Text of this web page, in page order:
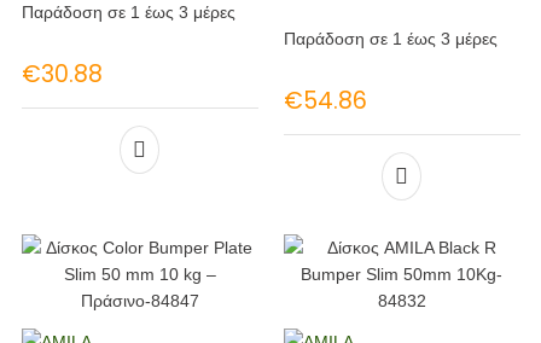
Παράδοση σε 1 έως 3 μέρες
€30.88
Παράδοση σε 1 έως 3 μέρες
€54.86